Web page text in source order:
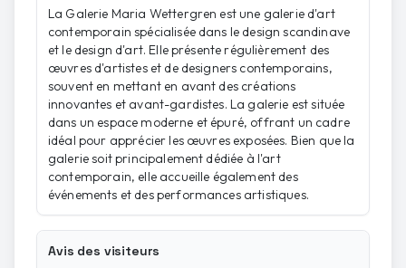
La Galerie Maria Wettergren est une galerie d'art
contemporain spécialisée dans le design scandinave
et le design d'art. Elle présente régulièrement des
œuvres d'artistes et de designers contemporains,
souvent en mettant en avant des créations
innovantes et avant-gardistes. La galerie est située
dans un espace moderne et épuré, offrant un cadre
idéal pour apprécier les œuvres exposées. Bien que la
galerie soit principalement dédiée à l'art
contemporain, elle accueille également des
événements et des performances artistiques.
Avis des visiteurs